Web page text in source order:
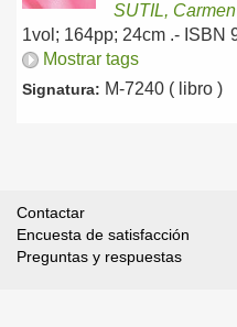
SUTIL, Carmen
1vol; 164pp; 24cm .- ISBN
Mostrar tags
Signatura: M-7240 ( libro )
Contactar
Encuesta de satisfacción
Preguntas y respuestas